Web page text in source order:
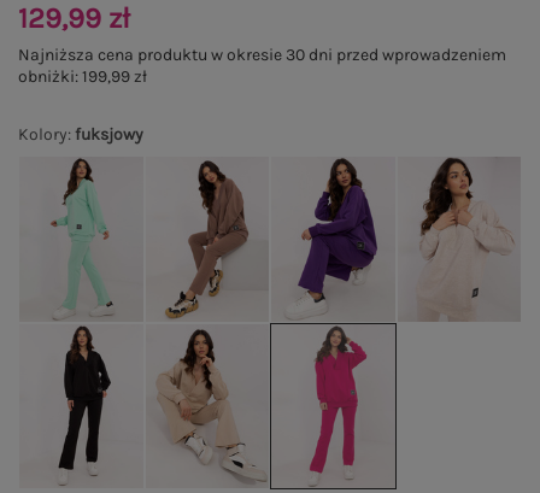
Kolory:fuksjowy
129,99 zł
Najniższa cena produktu w okresie 30 dni przed wprowadzeniem
obniżki:199,99 zł